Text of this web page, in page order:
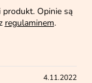
Opinie są
regulaminem.
4.11.2022